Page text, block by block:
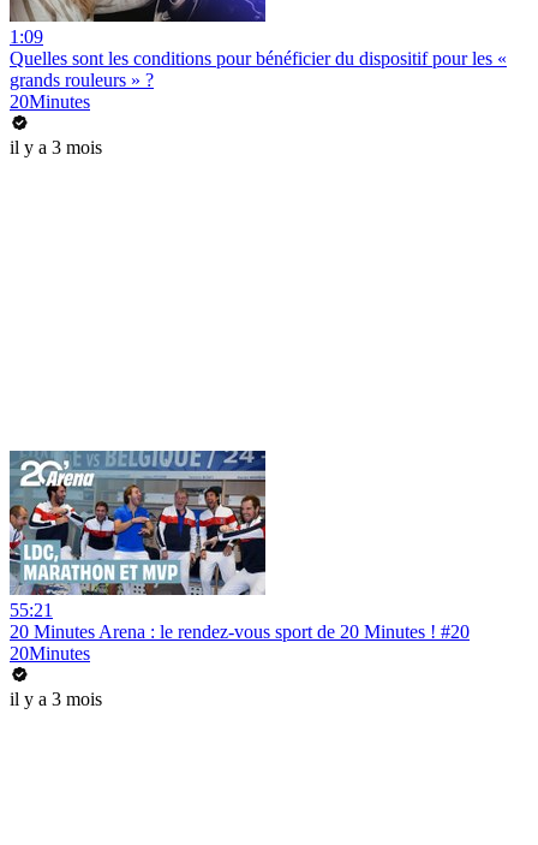
1:09
Quelles sont les conditions pour bénéficier du dispositif pour les «
grands rouleurs » ?
20Minutes
il y a 3 mois
55:21
20 Minutes Arena : le rendez-vous sport de 20 Minutes ! #20
20Minutes
il y a 3 mois